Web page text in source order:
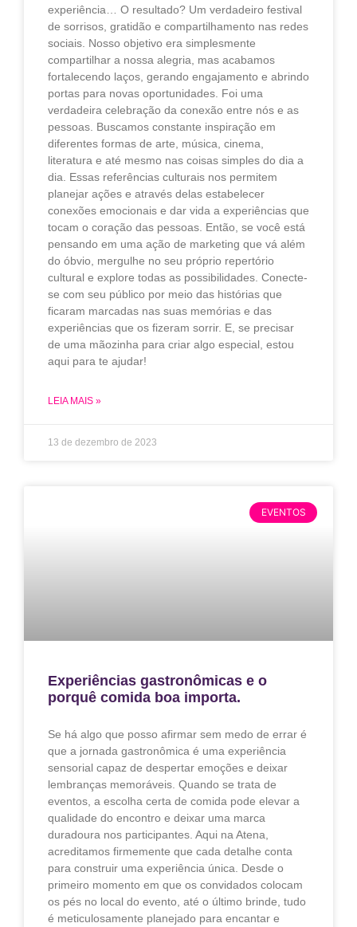
experiência… O resultado? Um verdadeiro festival
de sorrisos, gratidão e compartilhamento nas redes
sociais. Nosso objetivo era simplesmente
compartilhar a nossa alegria, mas acabamos
fortalecendo laços, gerando engajamento e abrindo
portas para novas oportunidades. Foi uma
verdadeira celebração da conexão entre nós e as
pessoas. Buscamos constante inspiração em
diferentes formas de arte, música, cinema,
literatura e até mesmo nas coisas simples do dia a
dia. Essas referências culturais nos permitem
planejar ações e através delas estabelecer
conexões emocionais e dar vida a experiências que
tocam o coração das pessoas. Então, se você está
pensando em uma ação de marketing que vá além
do óbvio, mergulhe no seu próprio repertório
cultural e explore todas as possibilidades. Conecte-
se com seu público por meio das histórias que
ficaram marcadas nas suas memórias e das
experiências que os fizeram sorrir. E, se precisar
de uma mãozinha para criar algo especial, estou
aqui para te ajudar!
LEIA MAIS »
13 de dezembro de 2023
EVENTOS
Experiências gastronômicas e o
porquê comida boa importa.
Se há algo que posso afirmar sem medo de errar é
que a jornada gastronômica é uma experiência
sensorial capaz de despertar emoções e deixar
lembranças memoráveis. Quando se trata de
eventos, a escolha certa de comida pode elevar a
qualidade do encontro e deixar uma marca
duradoura nos participantes. Aqui na Atena,
acreditamos firmemente que cada detalhe conta
para construir uma experiência única. Desde o
primeiro momento em que os convidados colocam
os pés no local do evento, até o último brinde, tudo
é meticulosamente planejado para encantar e